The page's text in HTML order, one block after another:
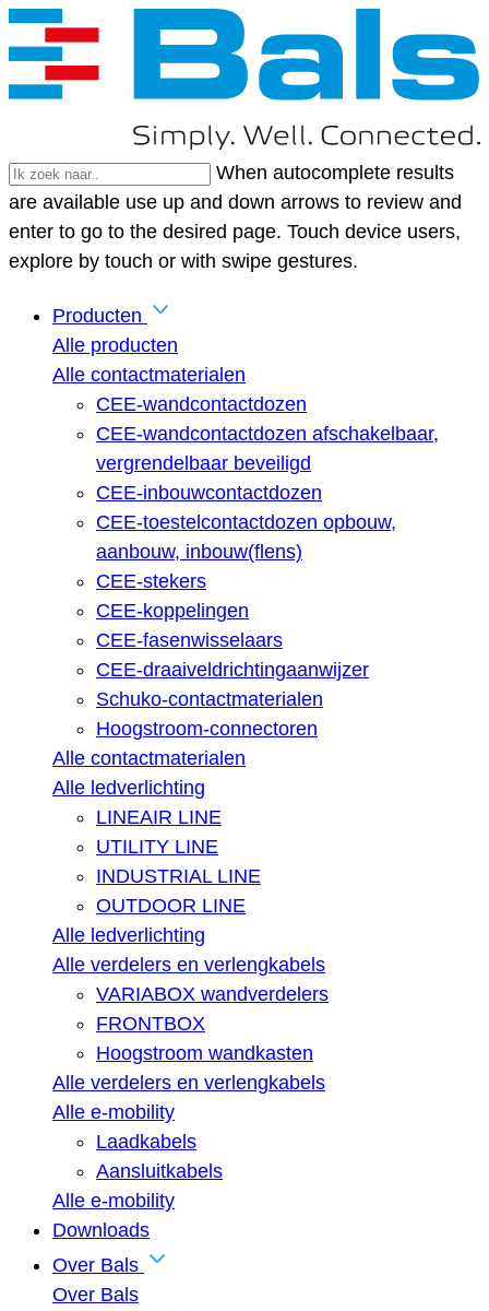
When autocomplete results
are available use up and down arrows to review and
enter to go to the desired page. Touch device users,
explore by touch or with swipe gestures.
Producten
Alle producten
Alle contactmaterialen
CEE-wandcontactdozen
CEE-wandcontactdozen afschakelbaar,
vergrendelbaar beveiligd
CEE-inbouwcontactdozen
CEE-toestelcontactdozen opbouw,
aanbouw, inbouw(flens)
CEE-stekers
CEE-koppelingen
CEE-fasenwisselaars
CEE-draaiveldrichtingaanwijzer
Schuko-contactmaterialen
Hoogstroom-connectoren
Alle contactmaterialen
Alle ledverlichting
LINEAIR LINE
UTILITY LINE
INDUSTRIAL LINE
OUTDOOR LINE
Alle ledverlichting
Alle verdelers en verlengkabels
VARIABOX wandverdelers
FRONTBOX
Hoogstroom wandkasten
Alle verdelers en verlengkabels
Alle e-mobility
Laadkabels
Aansluitkabels
Alle e-mobility
Downloads
Over Bals
Over Bals